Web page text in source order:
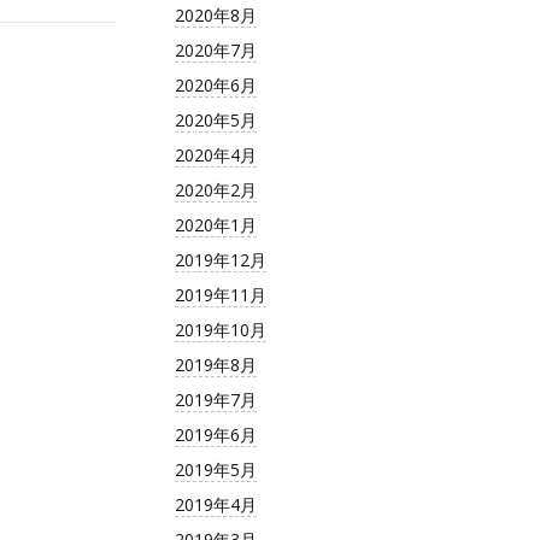
2020年8月
2020年7月
2020年6月
2020年5月
2020年4月
2020年2月
2020年1月
2019年12月
2019年11月
2019年10月
2019年8月
2019年7月
2019年6月
2019年5月
2019年4月